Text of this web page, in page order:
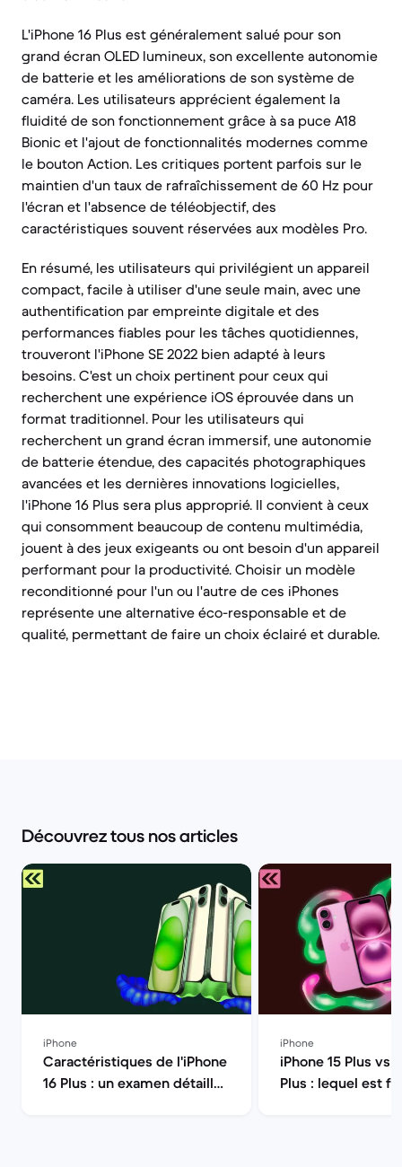
L'iPhone 16 Plus est généralement salué pour son
grand écran OLED lumineux, son excellente autonomie
de batterie et les améliorations de son système de
caméra. Les utilisateurs apprécient également la
fluidité de son fonctionnement grâce à sa puce A18
Bionic et l'ajout de fonctionnalités modernes comme
le bouton Action. Les critiques portent parfois sur le
maintien d'un taux de rafraîchissement de 60 Hz pour
l'écran et l'absence de téléobjectif, des
caractéristiques souvent réservées aux modèles Pro.
En résumé, les utilisateurs qui privilégient un appareil
compact, facile à utiliser d'une seule main, avec une
authentification par empreinte digitale et des
performances fiables pour les tâches quotidiennes,
trouveront l'iPhone SE 2022 bien adapté à leurs
besoins. C'est un choix pertinent pour ceux qui
recherchent une expérience iOS éprouvée dans un
format traditionnel. Pour les utilisateurs qui
recherchent un grand écran immersif, une autonomie
de batterie étendue, des capacités photographiques
avancées et les dernières innovations logicielles,
l'iPhone 16 Plus sera plus approprié. Il convient à ceux
qui consomment beaucoup de contenu multimédia,
jouent à des jeux exigeants ou ont besoin d'un appareil
performant pour la productivité. Choisir un modèle
reconditionné pour l'un ou l'autre de ces iPhones
représente une alternative éco-responsable et de
qualité, permettant de faire un choix éclairé et durable.
Découvrez tous nos articles
iPhone
Caractéristiques de l'iPhone
16 Plus : un examen détaillé |
iPhone
iPhone 15 Plus vs
Plus : lequel est